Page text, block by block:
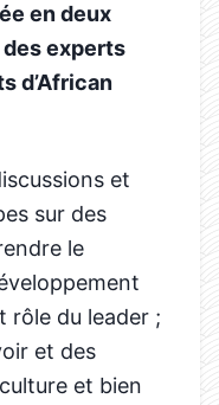
en deux
experts
d’African
et
sur des
le
rôle du leader ;
et des
et bien